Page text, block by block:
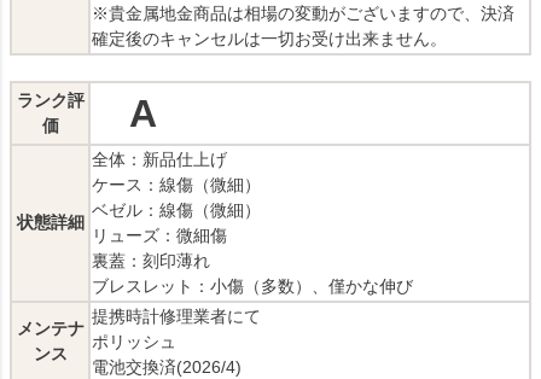
※貴金属地金商品は相場の変動がございますので、決済
確定後のキャンセルは一切お受け出来ません。
ランク評
価
A
状態詳細
全体：新品仕上げ
ケース：線傷（微細）
ベゼル：線傷（微細）
リューズ：微細傷
裏蓋：刻印薄れ
ブレスレット：小傷（多数）、僅かな伸び
メンテナ
ンス
提携時計修理業者にて
ポリッシュ
電池交換済(2026/4)